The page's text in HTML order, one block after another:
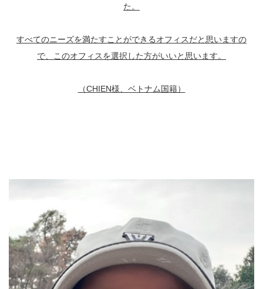
た。
すべてのニーズを満たすことができるオフィスだと思いますの
で、このオフィスを選択した方がいいと思います。
（CHIEN様、ベトナム国籍）